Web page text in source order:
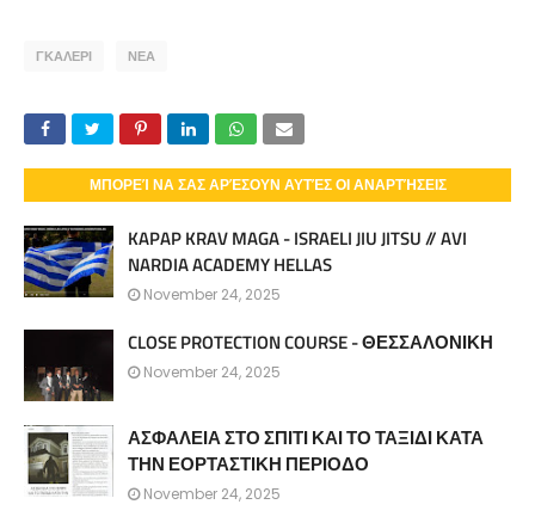
ΓΚΑΛΕΡΙ ΝΕΑ
ΜΠΟΡΕΊ ΝΑ ΣΑΣ ΑΡΈΣΟΥΝ ΑΥΤΈΣ ΟΙ ΑΝΑΡΤΉΣΕΙΣ
KAPAP KRAV MAGA - ISRAELI JIU JITSU // AVI
NARDIA ACADEMY HELLAS
November 24, 2025
CLOSE PROTECTION COURSE - ΘΕΣΣΑΛΟΝΙΚΗ
November 24, 2025
ΑΣΦΑΛΕΙΑ ΣΤΟ ΣΠΙΤΙ ΚΑΙ ΤΟ ΤΑΞΙΔΙ ΚΑΤΑ
ΤΗΝ ΕΟΡΤΑΣΤΙΚΗ ΠΕΡΙΟΔΟ
November 24, 2025